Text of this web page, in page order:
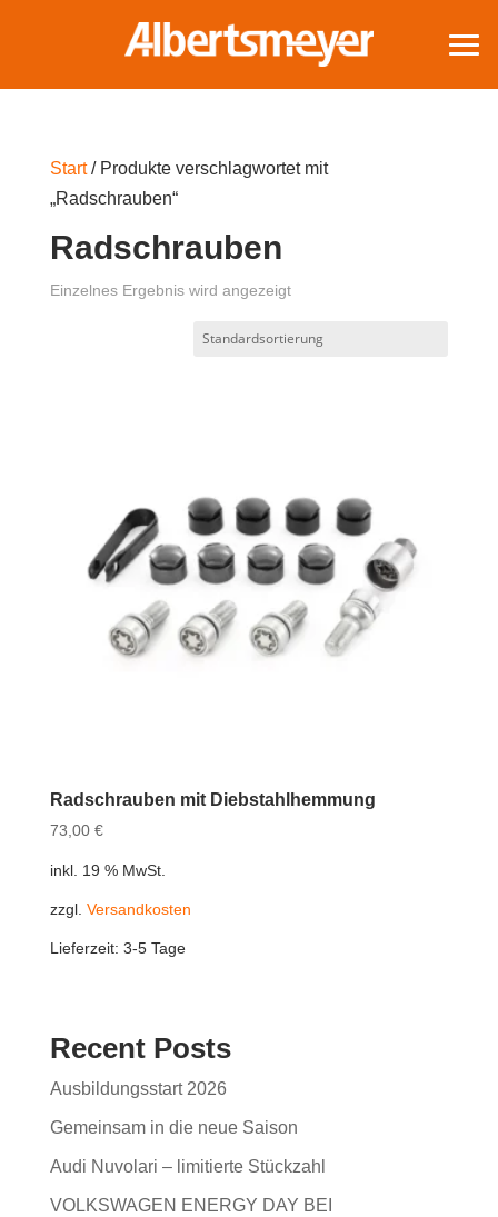
Start/ Produkte verschlagwortet mit
„Radschrauben“
Radschrauben
Einzelnes Ergebnis wird angezeigt
Radschrauben mit Diebstahlhemmung
73,00 €
inkl. 19 % MwSt.
zzgl. Versandkosten
Lieferzeit: 3-5 Tage
Recent Posts
Ausbildungsstart 2026
Gemeinsam in die neue Saison
Audi Nuvolari – limitierte Stückzahl
VOLKSWAGEN ENERGY DAY BEI